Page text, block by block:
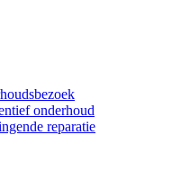
onderhoud
reparatie